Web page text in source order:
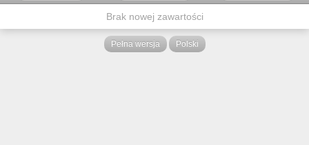
Brak nowej zawartości
Pełna wersja Polski